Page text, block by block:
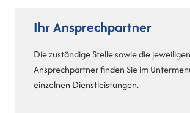
Ihr Ansprechpartner
Die zuständige Stelle sowie die jeweiligen
Ansprechpartner finden Sie im
einzelnen Dienstleistungen.